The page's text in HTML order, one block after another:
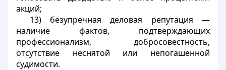
акций;
13) безупречная деловая репутация —
наличие фактов, подтверждающих
профессионализм, добросовестность,
отсутствие неснятой или непогашенной
судимости.